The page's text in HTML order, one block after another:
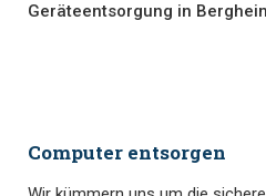
Geräteentsorgung in
Computer entsorgen